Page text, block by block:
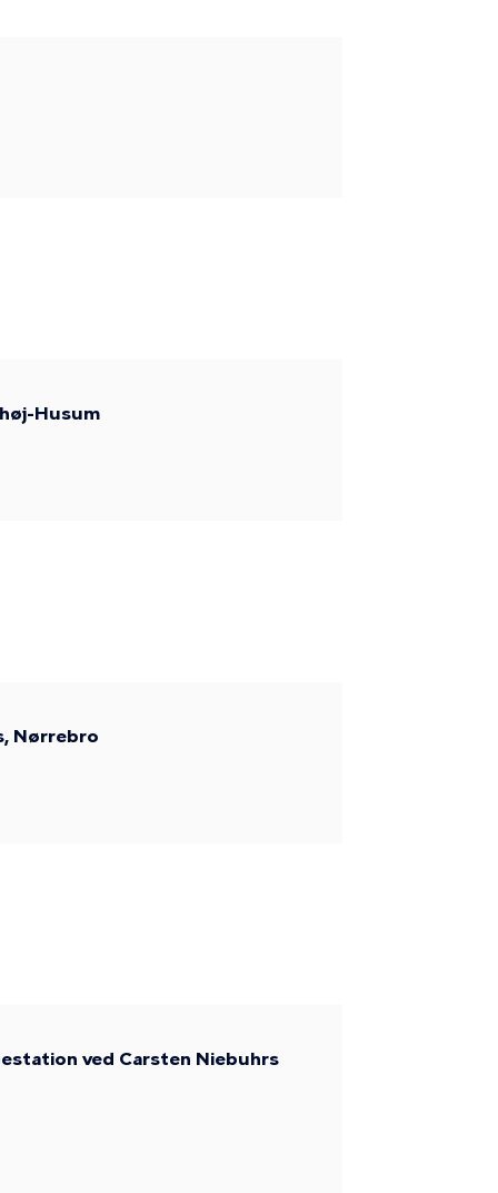
Husum
Nørrebro
ved Carsten Niebuhrs